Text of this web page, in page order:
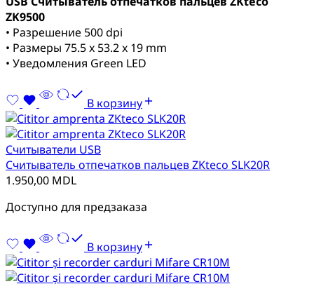
ZK9500
• Разрешение 500 dpi
• Размеры 75.5 x 53.2 x 19 mm
• Уведомления Green LED
В корзину
Cчитыватели USB
Считыватель отпечатков пальцев ZKteco SLK20R
1.950,00 MDL
Доступно для предзаказа
В корзину